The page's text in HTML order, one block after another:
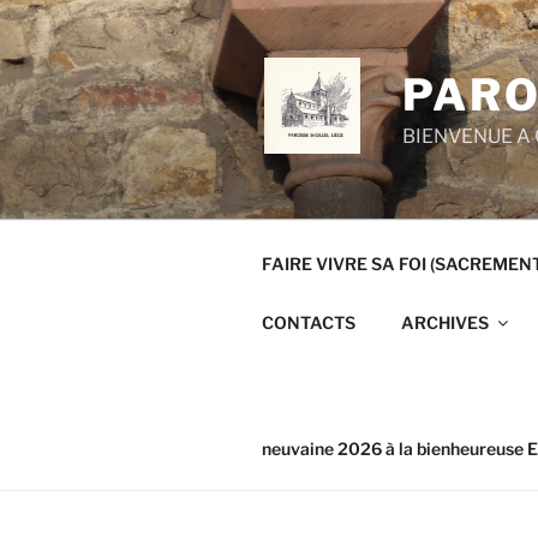
Aller
au
contenu
principal
BIENVENUE A
FAIRE VIVRE SA FOI
CONTACTS ARCHIVES
neuvaine 2026 à la bienheureuse